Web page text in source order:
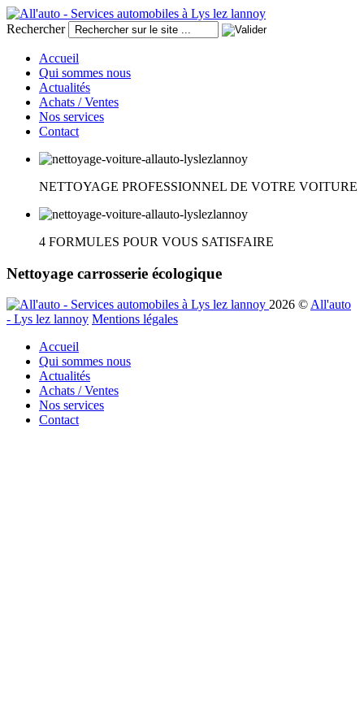
Rechercher
Accueil
Qui sommes nous
Actualités
Achats / Ventes
Nos services
Contact
NETTOYAGE PROFESSIONNEL DE VOTRE VOITURE
4 FORMULES POUR VOUS SATISFAIRE
Nettoyage carrosserie écologique
2026 ©All'auto
- Lys lez lannoy Mentions légales
Accueil
Qui sommes nous
Actualités
Achats / Ventes
Nos services
Contact